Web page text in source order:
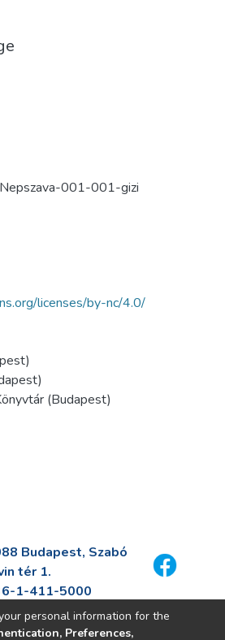
001-001-gizi
licenses/by-nc/4.0/
(Budapest)
Budapest, Szabó
tér 1.
1-411-5000
fszek.hu
personal information for the
Preferences,